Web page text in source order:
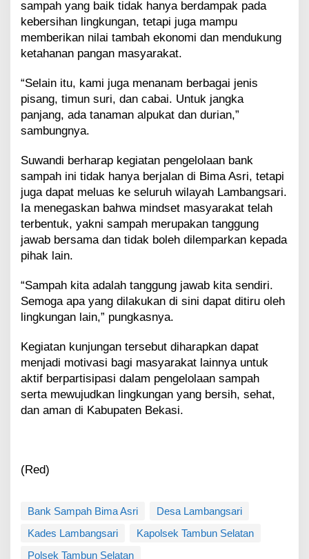
sampah yang baik tidak hanya berdampak pada
kebersihan lingkungan, tetapi juga mampu
memberikan nilai tambah ekonomi dan mendukung
ketahanan pangan masyarakat.
“Selain itu, kami juga menanam berbagai jenis
pisang, timun suri, dan cabai. Untuk jangka
panjang, ada tanaman alpukat dan durian,”
sambungnya.
Suwandi berharap kegiatan pengelolaan bank
sampah ini tidak hanya berjalan di Bima Asri, tetapi
juga dapat meluas ke seluruh wilayah Lambangsari.
Ia menegaskan bahwa mindset masyarakat telah
terbentuk, yakni sampah merupakan tanggung
jawab bersama dan tidak boleh dilemparkan kepada
pihak lain.
“Sampah kita adalah tanggung jawab kita sendiri.
Semoga apa yang dilakukan di sini dapat ditiru oleh
lingkungan lain,” pungkasnya.
Kegiatan kunjungan tersebut diharapkan dapat
menjadi motivasi bagi masyarakat lainnya untuk
aktif berpartisipasi dalam pengelolaan sampah
serta mewujudkan lingkungan yang bersih, sehat,
dan aman di Kabupaten Bekasi.
(Red)
Bank Sampah Bima Asri
Desa Lambangsari
Kades Lambangsari
Kapolsek Tambun Selatan
Polsek Tambun Selatan